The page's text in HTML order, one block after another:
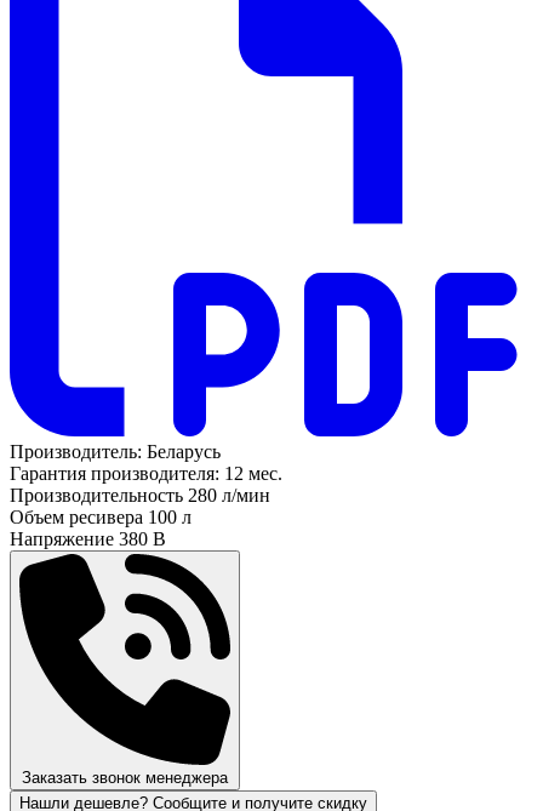
Производитель: Беларусь
Гарантия производителя: 12 мес.
Производительность 280 л/мин
Объем ресивера 100 л
Напряжение 380 В
Заказать звонок менеджера
Нашли дешевле? Сообщите и получите скидку